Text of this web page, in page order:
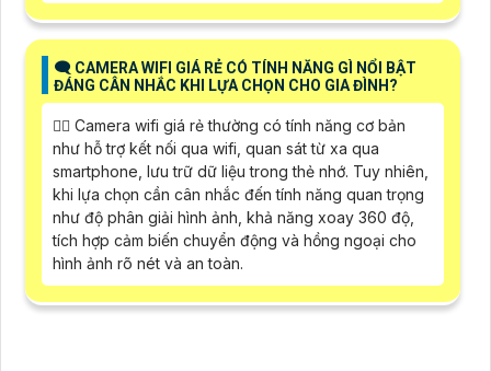
🗨️ CAMERA WIFI GIÁ RẺ CÓ TÍNH NĂNG GÌ NỔI BẬT
ĐÁNG CÂN NHẮC KHI LỰA CHỌN CHO GIA ĐÌNH?
🙆‍♀️ Camera wifi giá rẻ thường có tính năng cơ bản
như hỗ trợ kết nối qua wifi, quan sát từ xa qua
smartphone, lưu trữ dữ liệu trong thẻ nhớ. Tuy nhiên,
khi lựa chọn cần cân nhắc đến tính năng quan trọng
như độ phân giải hình ảnh, khả năng xoay 360 độ,
tích hợp cảm biến chuyển động và hồng ngoại cho
hình ảnh rõ nét và an toàn.